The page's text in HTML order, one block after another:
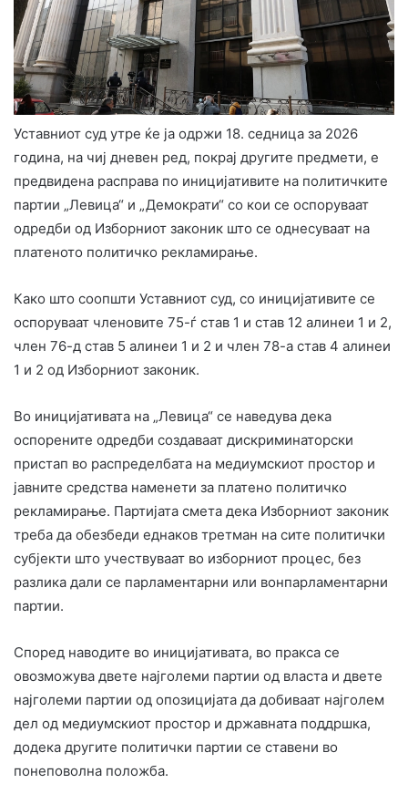
Уставниот суд утре ќе ја одржи 18. седница за 2026
година, на чиј дневен ред, покрај другите предмети, е
предвидена расправа по иницијативите на политичките
партии „Левица“ и „Демократи“ со кои се оспоруваат
одредби од Изборниот законик што се однесуваат на
платеното политичко рекламирање.
Како што соопшти Уставниот суд, со иницијативите се
оспоруваат членовите 75-ѓ став 1 и став 12 алинеи 1 и 2,
член 76-д став 5 алинеи 1 и 2 и член 78-а став 4 алинеи
1 и 2 од Изборниот законик.
Во иницијативата на „Левица“ се наведува дека
оспорените одредби создаваат дискриминаторски
пристап во распределбата на медиумскиот простор и
јавните средства наменети за платено политичко
рекламирање. Партијата смета дека Изборниот законик
треба да обезбеди еднаков третман на сите политички
субјекти што учествуваат во изборниот процес, без
разлика дали се парламентарни или вонпарламентарни
партии.
Според наводите во иницијативата, во пракса се
овозможува двете најголеми партии од власта и двете
најголеми партии од опозицијата да добиваат најголем
дел од медиумскиот простор и државната поддршка,
додека другите политички партии се ставени во
понеповолна положба.